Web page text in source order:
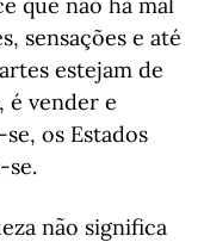
sensações e até
estejam de
é vender e
os Estados
se.
não significa